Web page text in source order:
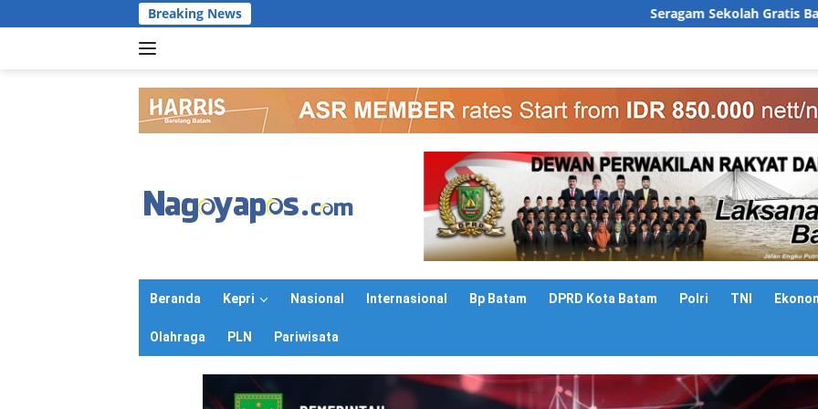
ke
Breaking News Seragam Sekolah Gratis Batam Segera
Beranda Kepri Nasional Internasional Bp Batam DPRD Kota Batam Polri TNI
Olahraga PLN Pariwisata